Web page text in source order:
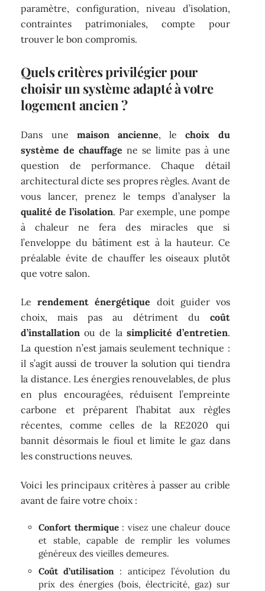
paramètre, configuration, niveau d’isolation,
contraintes patrimoniales, compte pour
trouver le bon compromis.
Quels critères privilégier pour
choisir un système adapté à votre
logement ancien ?
Dans une maison ancienne, lechoix du
système de chauffage ne se limite pas à une
question de performance. Chaque détail
architectural dicte ses propres règles. Avant de
vous lancer, prenez le temps d’analyser la
qualité de l’isolation. Par exemple, une pompe
à chaleur ne fera des miracles que si
l’enveloppe du bâtiment est à la hauteur. Ce
préalable évite de chauffer les oiseaux plutôt
que votre salon.
Lerendement énergétique doit guider vos
choix, mais pas au détriment du coût
d’installation ou de la simplicité d’entretien.
La question n’est jamais seulement technique :
il s’agit aussi de trouver la solution qui tiendra
la distance. Les énergies renouvelables, de plus
en plus encouragées, réduisent l’empreinte
carbone et préparent l’habitat aux règles
récentes, comme celles de la RE2020 qui
bannit désormais le fioul et limite le gaz dans
les constructions neuves.
Voici les principaux critères à passer au crible
avant de faire votre choix :
Confort thermique: visez une chaleur douce
et stable, capable de remplir les volumes
généreux des vieilles demeures.
Coût d’utilisation : anticipez l’évolution du
prix des énergies (bois, électricité, gaz) sur